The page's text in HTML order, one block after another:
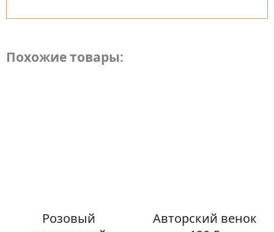
Похожие товары:
Розовый
Авторский венок